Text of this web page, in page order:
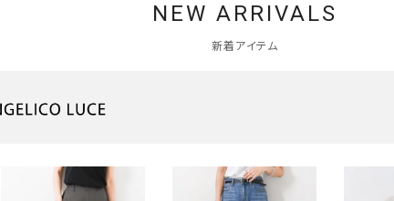
NEW ARRIVALS
新着アイテム